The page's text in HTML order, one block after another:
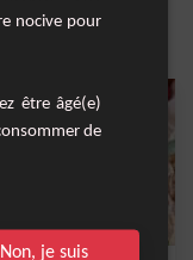
nocive pour
être âgé(e)
de
Non, je suis